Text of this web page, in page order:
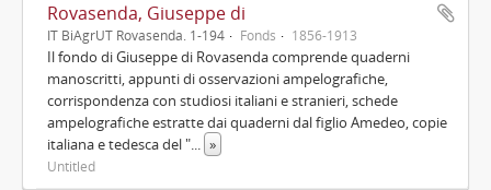
Rovasenda, Giuseppe di
IT BiAgrUT Rovasenda. 1-194 Fonds 1856-1913
Il fondo di Giuseppe di Rovasenda comprende quaderni
manoscritti, appunti di osservazioni ampelografiche,
corrispondenza con studiosi italiani e stranieri, schede
ampelografiche estratte dai quaderni dal figlio Amedeo, copie
italiana e tedesca del "... »
Untitled